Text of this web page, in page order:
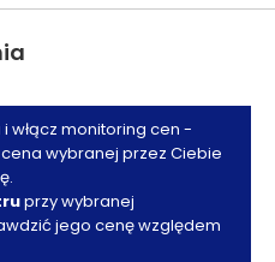
i włącz monitoring cen -
wybranej przez Ciebie
przy wybranej
jego cenę względem